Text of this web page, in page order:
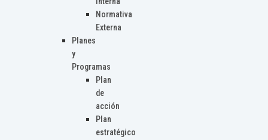
Normativa
Externa
Planes
y
Programas
Plan
de
acción
Plan
estratégico